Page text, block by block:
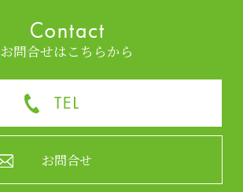
お問合せはこちらから
お問合せ